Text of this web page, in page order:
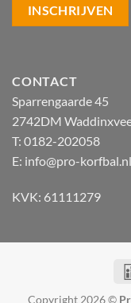
CONTACT
Sparrengaarde 45
2742DM
T: 0182-202058
E: info@pro-korfbal.nl
KVK: 61111279
Copyright 2026 ©